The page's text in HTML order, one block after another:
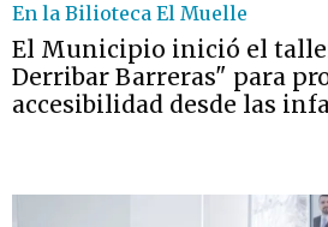
En la Bilioteca El Muelle
El Municipio inició el
Derribar Barreras" para
accesibilidad desde las